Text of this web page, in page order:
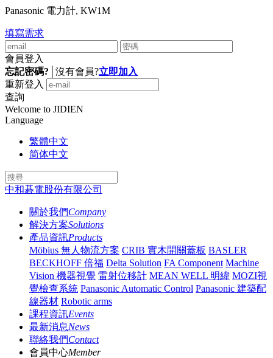
Panasonic 電力計, KW1M
填寫需求
會員登入
忘記密碼?
沒有會員?立即加入
重新登入
查詢
Welcome to JIDIEN
Language
繁體中文
简体中文
中和碁電股份有限公司
關於我們Company
解決方案Solutions
產品資訊Products
Möbius 無人物流方案 CRIB 實木開關蓋板 BASLER
BECKHOFF 倍福 Delta Solution FA Component Machine
Vision 機器視覺 雷射位移計 MEAN WELL 明緯 MOZI視
覺檢查系統 Panasonic Automatic Control Panasonic 建築配
線器材 Robotic arms
課程資訊Events
最新消息News
聯絡我們Contact
會員中心Member